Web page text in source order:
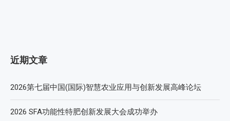
近期文章
2026第七届中国(国际)智慧农业应用与创新发展高峰论坛
2026 SFA功能性特肥创新发展大会成功举办